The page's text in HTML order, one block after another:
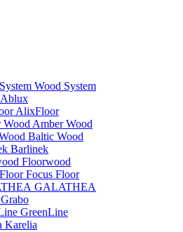
Wood System
Ablux
AlixFloor
Amber Wood
Baltic Wood
Barlinek
Floorwood
Focus Floor
GALATHEA
Grabo
GreenLine
Karelia